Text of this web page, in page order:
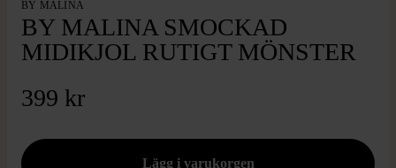
BY MALINA
BY MALINA SMOCKAD
MIDIKJOL RUTIGT MÖNSTER
399 kr